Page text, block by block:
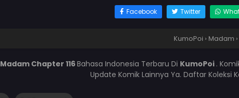
Facebook Twitter
KumoPoi › Madam ›
Madam Chapter 116Bahasa Indonesia Terbaru Di KumoPoi .
Update Komik Lainnya Ya. Daftar Koleksi